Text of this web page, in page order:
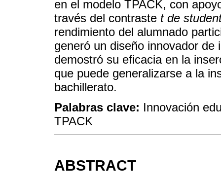
en el modelo TPACK, con
través del contraste t de
rendimiento del alumnado
generó un diseño innovador
demostró su eficacia en la
que puede generalizarse a la
bachillerato.
Palabras clave: Innovación
TPACK
ABSTRACT